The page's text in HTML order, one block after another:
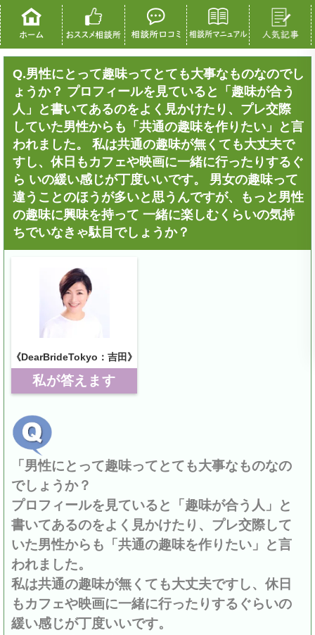
Q.男性にとって趣味ってとても大事なものなのでし
ょうか？ プロフィールを見ていると「趣味が合う
人」と書いてあるのをよく見かけたり、プレ交際
していた男性からも「共通の趣味を作りたい」と言
われました。 私は共通の趣味が無くても大丈夫で
すし、休日もカフェや映画に一緒に行ったりするぐ
ら いの緩い感じが丁度いいです。 男女の趣味って
違うことのほうが多いと思うんですが、もっと男性
の趣味に興味を持って 一緒に楽しむくらいの気持
ちでいなきゃ駄目でしょうか？
《DearBrideTokyo：吉田》
私が答えます
「男性にとって趣味ってとても大事なものなの
でしょうか？
プロフィールを見ていると「趣味が合う人」と
書いてあるのをよく見かけたり、プレ交際して
いた男性からも「共通の趣味を作りたい」と言
われました。
私は共通の趣味が無くても大丈夫ですし、休日
もカフェや映画に一緒に行ったりするぐらいの
緩い感じが丁度いいです。